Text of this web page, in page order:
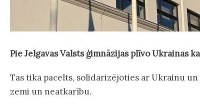
Pie Jelgavas Valsts ģimnāzijas plīvo Ukrainas
Tas tika pacelts, solidarizējoties ar Ukrainu
zemi un neatkarību.